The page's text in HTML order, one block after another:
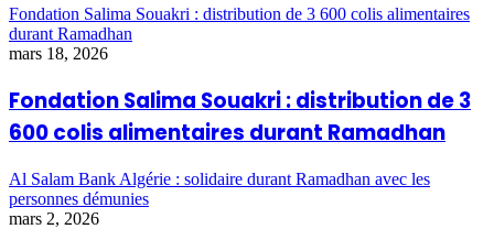
Fondation Salima Souakri : distribution de 3 600 colis alimentaires
durant Ramadhan
mars 18, 2026
Fondation Salima Souakri : distribution de 3
600 colis alimentaires durant Ramadhan
Al Salam Bank Algérie : solidaire durant Ramadhan avec les
personnes démunies
mars 2, 2026